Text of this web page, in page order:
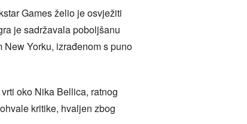
Games želio je osvježiti
je sadržavala poboljšanu
Yorku, izrađenom s puno
oko Nika Bellica, ratnog
kritike, hvaljen zbog